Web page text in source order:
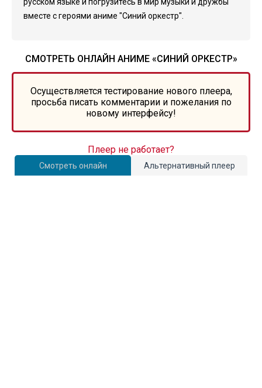
вместе с героями аниме "Синий оркестр".
СМОТРЕТЬ ОНЛАЙН АНИМЕ «СИНИЙ ОРКЕСТР»
Осуществляется тестирование нового плеера,
просьба писать комментарии и пожелания по
новому интерфейсу!
Смотреть онлайн Альтернативный плеер
Плеер не работает?